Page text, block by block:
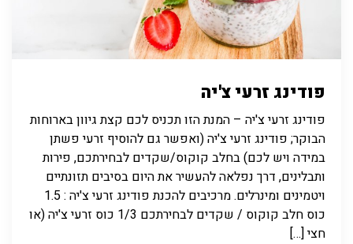
פודינג זרעי צ'יה
פודינג זרעי צ'יה – המנת הזו תכניס לכם קצת גיוון בארוחות
הבוקר; פודינג זרעי צ'יה (ואפשר גם להוסיף זרעי פשתן
במידה ויש לכם) בחלב קוקוס/שקדים לבחירתכם, פירות
ותבלינים, דרך נפלאה להעשיר את היום בסיבים תזונתיים
ויטמינים ומינרלים. מרכיבים להכנת פודינג זרעי צ'יה : 1.5
כוס חלב קוקוס / שקדים לבחירתכם 1/3 כוס זרעי צ'יה (או
חצי […]